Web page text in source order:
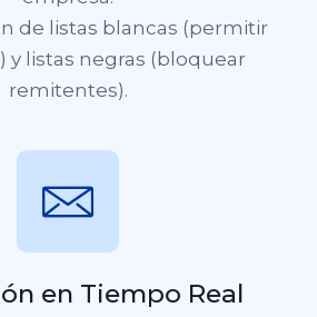
de listas blancas (permitir
y listas negras (bloquear
remitentes).
en Tiempo Real